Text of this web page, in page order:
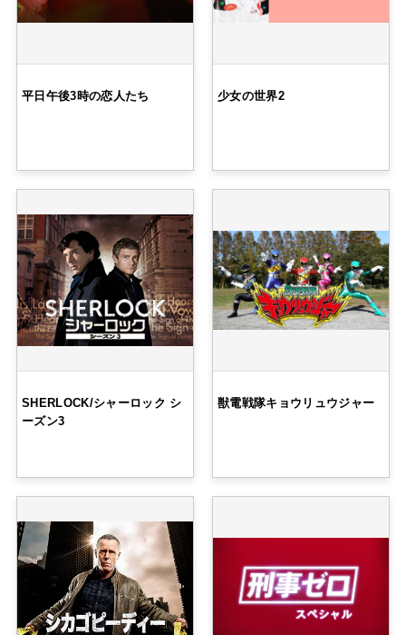
平日午後3時の恋人たち 少女の世界2
SHERLOCK/シャーロック シ
ーズン3
獣電戦隊キョウリュウジャー